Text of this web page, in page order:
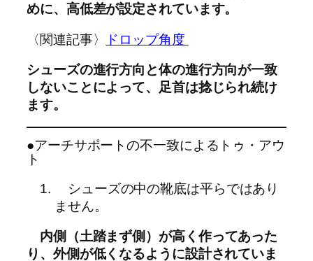
めに、高低差が設定されています。
〈関連記事〉 ドロップ角度
シューズの進行方向と体の進行方向が一致
しないことによって、足首は捻じられ続け
ます。
●アーチサポートの不一致によるトゥ・アウ
ト
シューズの中の靴底は平らではあり
ません。
内側（土踏まず側）が高く作ってあった
り、外側が低くなるように設計されていま